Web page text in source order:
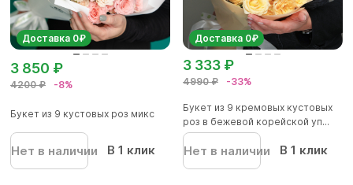
Доставка 0₽
4200 ₽ -8%
3 850 ₽
Букет из 9 кустовых роз микс
Нет в наличии В 1 клик
Доставка 0₽
4990 ₽ -33%
3 333 ₽
Букет из 9 кремовых кустовых
роз в бежевой корейской уп...
Нет в наличии В 1 клик